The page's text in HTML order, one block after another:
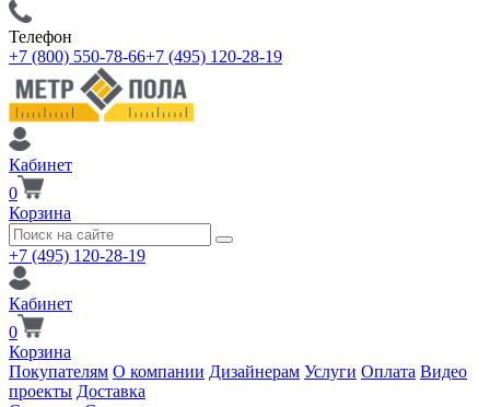
Телефон
+7 (800) 550-78-66+7 (495) 120-28-19
Кабинет
0
Корзина
+7 (495) 120-28-19
Кабинет
0
Корзина
Покупателям О компании Дизайнерам Услуги Оплата Видео
проекты Доставка